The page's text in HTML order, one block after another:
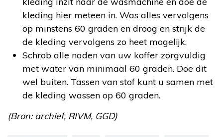
kleding hier meteen in. Was alles vervolgens
op minstens 60 graden en droog en strijk de
de kleding vervolgens zo heet mogelijk.
Schrob alle naden van uw koffer zorgvuldig
met water van minimaal 60 graden. Doe dit
wel buiten. Tassen van stof kunt u samen met
de kleding wassen op 60 graden.
(Bron: archief, RIVM, GGD)